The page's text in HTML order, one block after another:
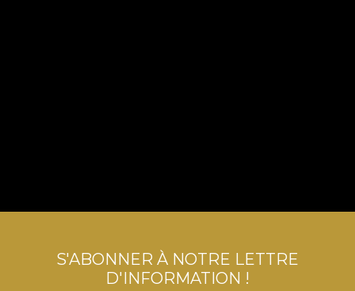
S'ABONNER À NOTRE LETTRE
D'INFORMATION !